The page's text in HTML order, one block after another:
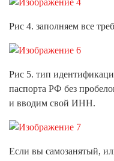
Рис 4. заполняем все
Рис 5. тип
паспорта РФ без
и вводим свой ИНН.
Если вы самозанятый,